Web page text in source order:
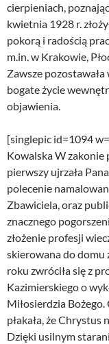
cierpieniach,
kwietnia 1928 r.
pokorą i radością
m.in. w Krakowie,
Zawsze pozostawała
bogate życie
objawienia.
[singlepic id=1094
Kowalska W zakonie
pierwszy ujrzała
polecenie
Zbawiciela, oraz
znacznego
złożenie profesji
skierowana do domu
roku zwróciła się z
Kazimierskiego o
Miłosierdzia
płakała, że Chrystus
Dzięki usilnym